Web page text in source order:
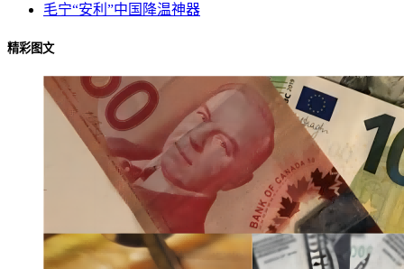
毛宁“安利”中国降温神器
精彩图文